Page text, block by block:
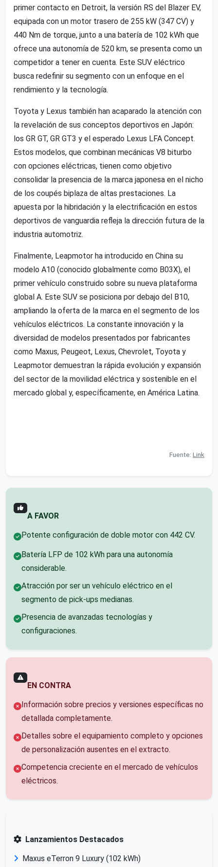
primer contacto en Detroit, la versión RS del Blazer EV,
equipada con un motor trasero de 255 kW (347 CV) y
440 Nm de torque, junto a una batería de 102 kWh que
ofrece una autonomía de 520 km, se presenta como un
competidor a tener en cuenta. Este SUV eléctrico
busca redefinir su segmento con un enfoque en el
rendimiento y la tecnología.
Toyota y Lexus también han acaparado la atención con
la revelación de sus conceptos deportivos en Japón:
los GR GT, GR GT3 y el esperado Lexus LFA Concept.
Estos modelos, que combinan mecánicas V8 biturbo
con opciones eléctricas, tienen como objetivo
consolidar la presencia de la marca japonesa en el nicho
de los coupés biplaza de altas prestaciones. La
apuesta por la hibridación y la electrificación en estos
deportivos de vanguardia refleja la dirección futura de la
industria automotriz.
Finalmente, Leapmotor ha introducido en China su
modelo A10 (conocido globalmente como B03X), el
primer vehículo construido sobre su nueva plataforma
global A. Este SUV se posiciona por debajo del B10,
ampliando la oferta de la marca en el segmento de los
vehículos eléctricos. La constante innovación y la
diversidad de modelos presentados por fabricantes
como Maxus, Peugeot, Lexus, Chevrolet, Toyota y
Leapmotor demuestran la rápida evolución y expansión
del sector de la movilidad eléctrica y sostenible en el
mercado global y, específicamente, en América Latina.
Fuente: Link
A FAVOR
Potente configuración de doble motor con 442 CV.
Batería LFP de 102 kWh para una autonomía
considerable.
Atracción por ser un vehículo eléctrico en el
segmento de pick-ups medianas.
Presencia de avanzadas tecnologías y
configuraciones.
EN CONTRA
Información sobre precios y versiones específicas no
detallada completamente.
Detalles sobre el equipamiento completo y opciones
de personalización ausentes en el extracto.
Competencia creciente en el mercado de vehículos
eléctricos.
Lanzamientos Destacados
Maxus eTerron 9 Luxury (102 kWh)